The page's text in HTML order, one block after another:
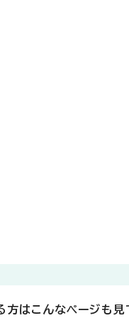
方はこんなページも見